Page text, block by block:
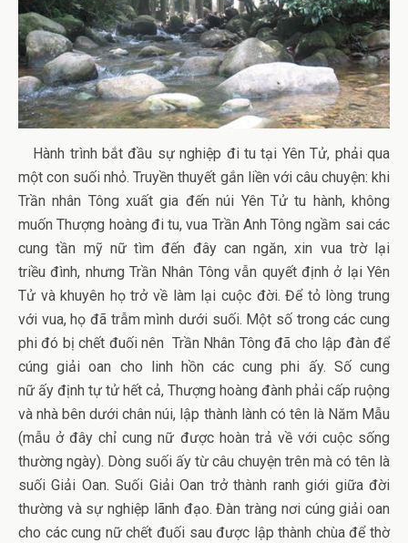
Hành trình bắt đầu sự nghiệp đi tu tại Yên Tử, phải qua
một con suối nhỏ. Truyền thuyết gắn liền với câu chuyện: khi
Trần nhân Tông xuất gia đến núi Yên Tử tu hành, không
muốn Thượng hoàng đi tu, vua Trần Anh Tông ngầm sai các
cung tần mỹ nữ tìm đến đây can ngăn, xin vua trờ lại
triều đình, nhưng Trần Nhân Tông vẫn quyết định ở lại Yên
Tử và khuyên họ trở về làm lại cuộc đời. Để tỏ lòng trung
với vua, họ đã trẫm mình dưới suối. Một số trong các cung
phi đó bị chết đuối nên Trần Nhân Tông đã cho lập đàn để
cúng giải oan cho linh hồn các cung phi ấy. Số cung
nữ ấy định tự tử hết cả, Thượng hoàng đành phải cấp ruộng
và nhà bên dưới chân núi, lập thành lành có tên là Năm Mẫu
(mẫu ở đây chỉ cung nữ được hoàn trả về với cuộc sống
thường ngày). Dòng suối ấy từ câu chuyện trên mà có tên là
suối Giải Oan. Suối Giải Oan trở thành ranh giới giữa đời
thường và sự nghiệp lãnh đạo. Đàn tràng nơi cúng giải oan
cho các cung nữ chết đuối sau được lập thành chùa để thờ